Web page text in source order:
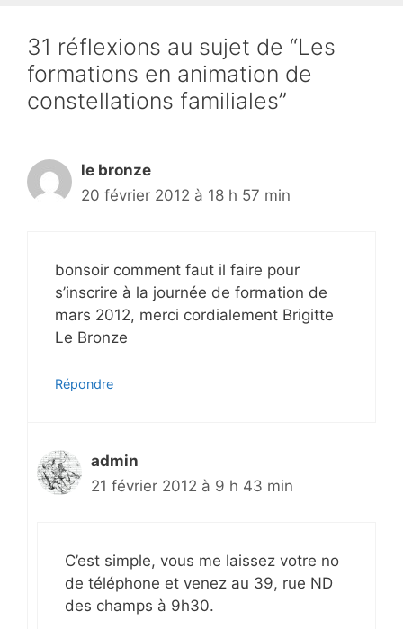
31 réflexions au sujet de “Les
formations en animation de
constellations familiales”
le bronze
20 février 2012 à 18 h 57 min
bonsoir comment faut il faire pour
s’inscrire à la journée de formation de
mars 2012, merci cordialement Brigitte
Le Bronze
Répondre
admin
21 février 2012 à 9 h 43 min
C’est simple, vous me laissez votre no
de téléphone et venez au 39, rue ND
des champs à 9h30.